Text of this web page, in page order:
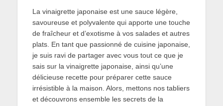
La vinaigrette japonaise est une sauce légère,
savoureuse et polyvalente qui apporte une touche
de fraîcheur et d’exotisme à vos salades et autres
plats. En tant que passionné de cuisine japonaise,
je suis ravi de partager avec vous tout ce que je
sais sur la vinaigrette japonaise, ainsi qu’une
délicieuse recette pour préparer cette sauce
irrésistible à la maison. Alors, mettons nos tabliers
et découvrons ensemble les secrets de la